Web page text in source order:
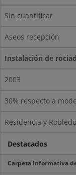
Sin cuantificar
Aseos recepción
Instalación de
2003
30% respecto a
Residencia y Robledo
Destacados
Carpeta Informativa